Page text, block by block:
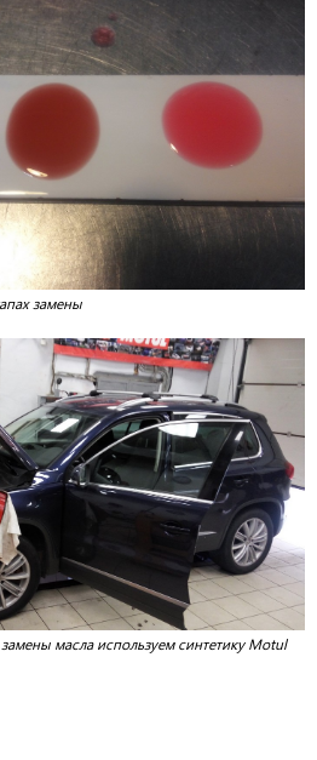
замены
масла используем синтетику Motul